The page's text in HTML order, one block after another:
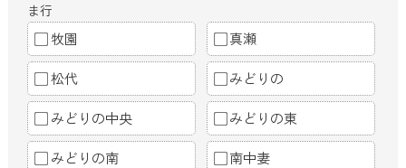
ま行
牧園 真瀬
松代 みどりの
みどりの中央 みどりの東
みどりの南 南中妻